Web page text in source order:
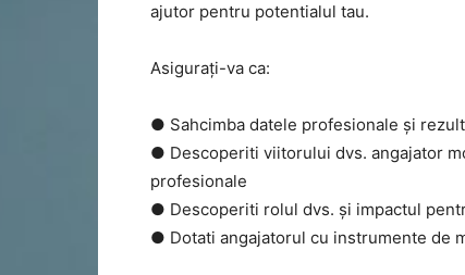
ajutor pentru potentialul tau.
Asigurați-va ca:
● Sahcimba datele profesionale și
● Descoperiti viitorului dvs. angajator
profesionale
● Descoperiti rolul dvs. și impactul
● Dotati angajatorul cu instrumente de